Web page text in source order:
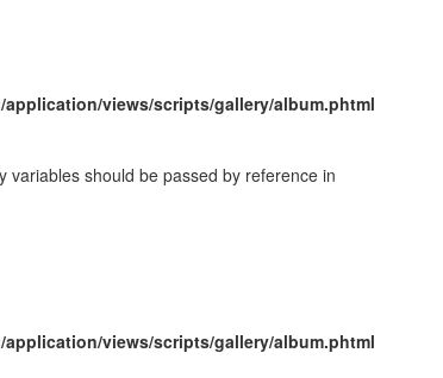
views/scripts/gallery/album.phtml
variables should be passed by reference in
views/scripts/gallery/album.phtml